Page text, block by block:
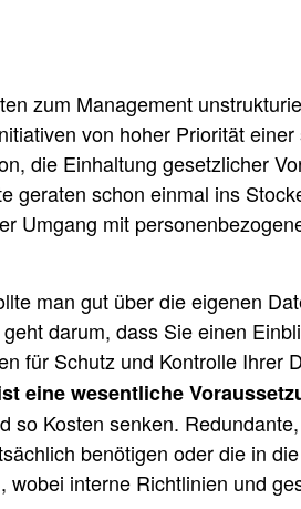
zum Management
von hoher Priorität
die Einhaltung gesetzlicher
geraten schon einmal ins
Umgang mit
man gut über die eigenen
darum, dass Sie einen
für Schutz und Kontrolle Ihrer
eine wesentliche
Kosten senken.
benötigen oder die in
interne Richtlinien und